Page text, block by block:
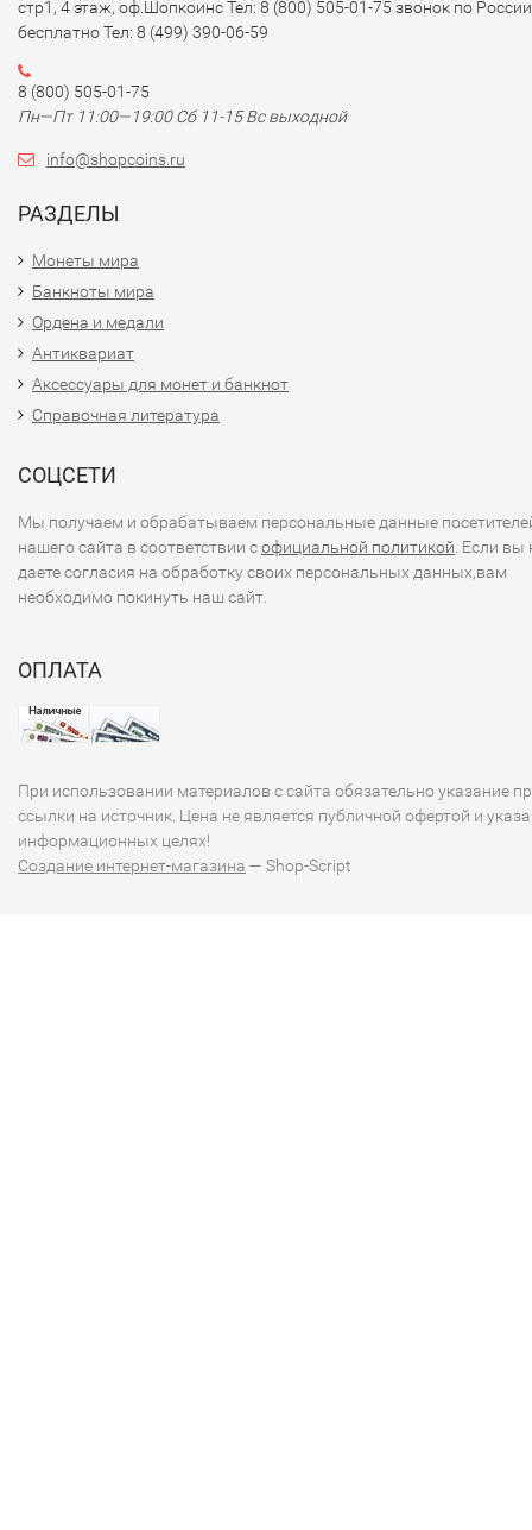
стр1, 4 этаж, оф.Шопкоинс Тел: 8 (800) 505-01-75 звонок по России
бесплатно Тел: 8 (499) 390-06-59
8 (800) 505-01-75
Пн—Пт 11:00—19:00 Сб 11-15 Вс выходной
info@shopcoins.ru
РАЗДЕЛЫ
Монеты мира
Банкноты мира
Ордена и медали
Антиквариат
Аксессуары для монет и банкнот
Справочная литература
СОЦСЕТИ
Мы получаем и обрабатываем персональные данные
нашего сайта в соответствии софициальной политикой . Если вы
даете согласия на обработку своих персональных данных,вам
необходимо покинуть наш сайт.
ОПЛАТА
При использовании материалов с сайта обязательно указание
ссылки на источник. Цена не является публичной офертой и
информационных целях!
Создание интернет-магазина — Shop-Script